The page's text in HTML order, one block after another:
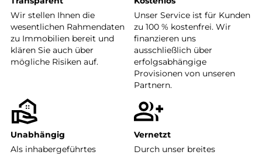
Wir stellen Ihnen die
wesentlichen Rahmendaten
zu Immobilien bereit und
klären Sie auch über
mögliche Risiken auf.
Unser Service ist für Kunden
zu 100 % kostenfrei. Wir
finanzieren uns
ausschließlich über
erfolgsabhängige
Provisionen von unseren
Partnern.
Unabhängig
Als inhabergeführtes
Vernetzt
Durch unser breites